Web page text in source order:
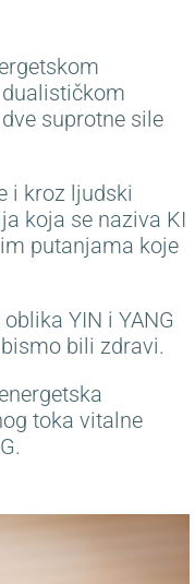
suprotne sile
i kroz ljudski
koja se naziva KI
putanjama koje
YIN i YANG
bili zdravi.
toka vitalne